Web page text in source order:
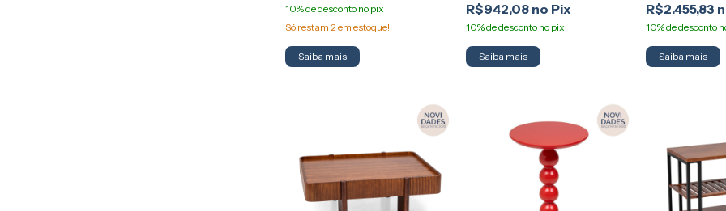
Só restam2em estoque!
Saiba mais
R$942,08
Saiba mais
R$2.455,83
Saiba mais